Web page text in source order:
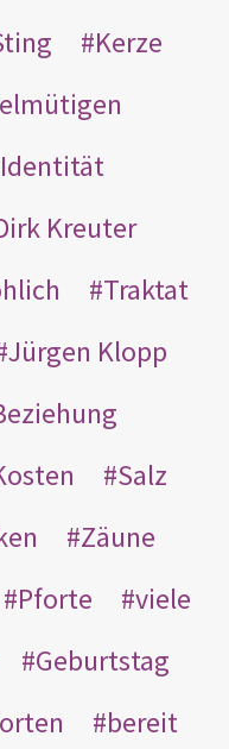
Kerze
Identität
Kreuter
Traktat
Jürgen Klopp
Salz
Zäune
Pforte
viele
Geburtstag
bereit